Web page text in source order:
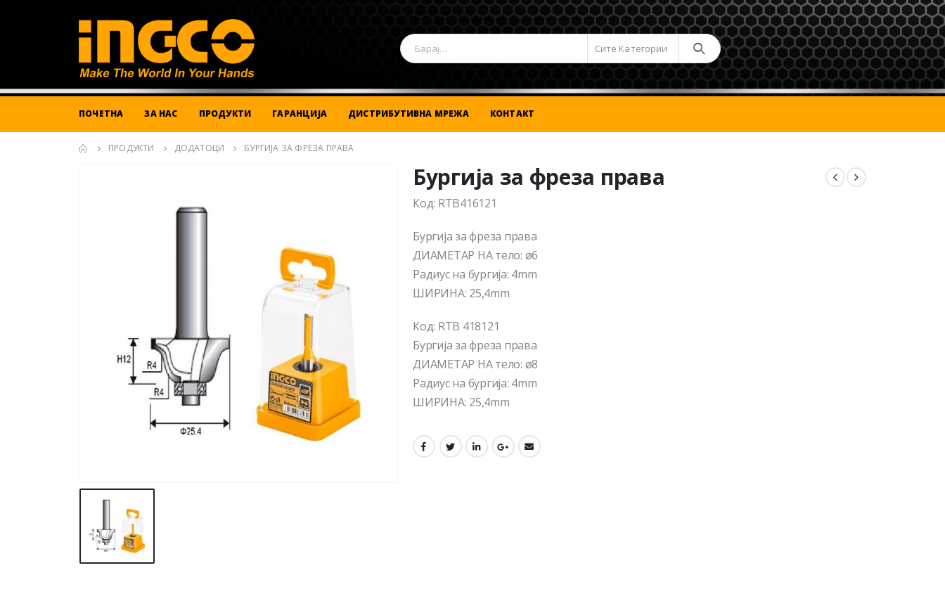
Сите Категории
ПОЧЕТНА ЗА НАС ПРОДУКТИ ГАРАНЦИЈА ДИСТРИБУТИВНА МРЕЖА КОНТАКТ
ПРОДУКТИ ДОДАТОЦИ БУРГИЈА ЗА ФРЕЗА ПРАВА
Бургија за фреза права
Код: RTB416121
Бургија за фреза права
ДИАМЕТАР НА тело: ø6
Радиус на бургија: 4mm
ШИРИНА: 25,4mm
Код: RTB 418121
Бургија за фреза права
ДИАМЕТАР НА тело: ø8
Радиус на бургија: 4mm
ШИРИНА: 25,4mm